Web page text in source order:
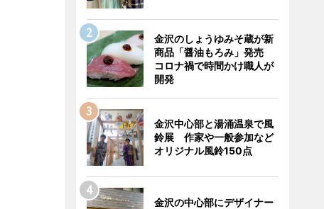
金沢のしょうゆみそ蔵が新
商品「醤油もろみ」発売
コロナ禍で時間かけ職人が
開発
金沢中心部と湯涌温泉で風
鈴展 作家や一般参加など
オリジナル風鈴150点
金沢の中心部にデザイナー